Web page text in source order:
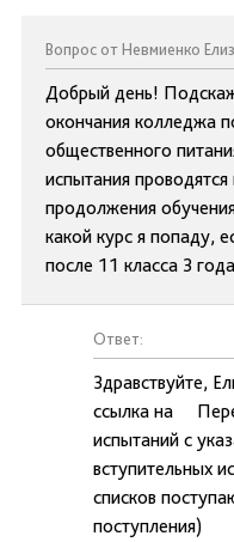
Вопрос от Невмиенко
Добрый день!
окончания колледжа
общественного
испытания
продолжения
какой курс я попаду,
после 11 класса 3
Ответ:
Здравствуйте,
ссылка на
испытаний с
вступительных
списков
поступления)